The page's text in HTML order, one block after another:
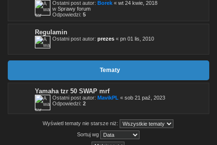
Ostatni post autor: Borek « wt 24 kwie, 2018
w Sprawy forum
Odpowiedzi: 5
Regulamin
Ostatni post autor: prezes « pn 01 lis, 2010
Tematy
Yamaha tzr 50 SWAP mrf
Ostatni post autor: MavikPL « sob 21 paź, 2023
Odpowiedzi: 2
Wyświetl tematy nie starsze niż:
Sortuj wg